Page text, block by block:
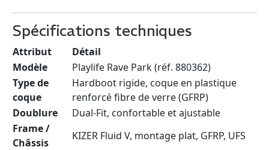
Spécifications techniques
Attribut
Détail
Modèle
Playlife Rave Park (réf. 880362)
Type de
coque
Hardboot rigide, coque en plastique
renforcé fibre de verre (GFRP)
Doublure
Dual-Fit, confortable et ajustable
Frame /
Châssis
KIZER Fluid V, montage plat, GFRP, UFS